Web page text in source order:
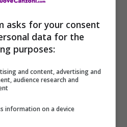
Claudio Baglioni
nei formatiAudio CD
asks for your consent
data for the
purposes:
and content, advertising and
audience research and
information on a device